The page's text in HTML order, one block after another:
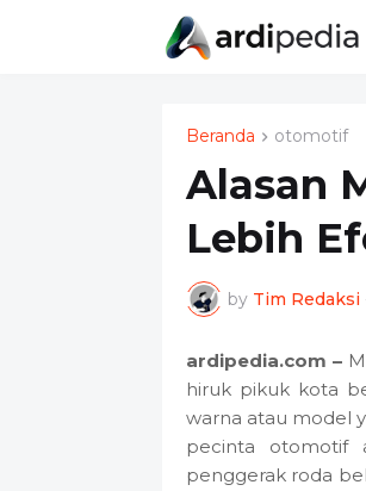
Beranda otomotif
Alasan
Lebih
by Tim Redaksi
ardipedia.com –
hiruk pikuk kota
warna atau model
pecinta otomotif
penggerak roda